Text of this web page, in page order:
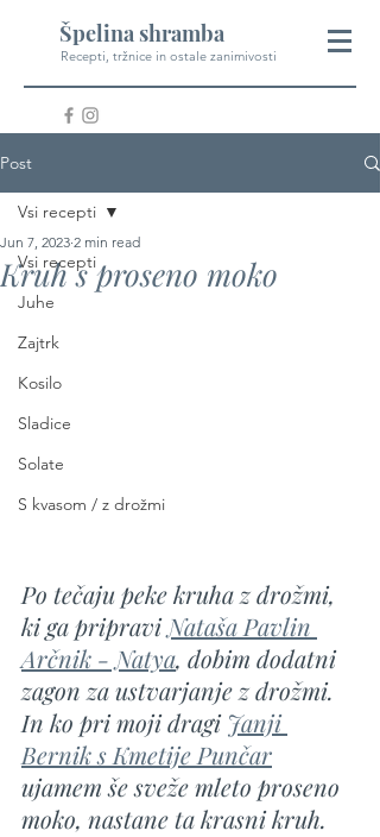
Špelina shramba
Recepti, tržnice in ostale zanimivosti
Post
Vsi recepti
Juhe
Zajtrk
Kosilo
Sladice
Solate
S kvasom / z drožmi
Vsi recepti
Kruh s proseno moko
Jun 7, 2023 2 min read
Po tečaju peke kruha z drožmi,
ki ga pripravi Nataša Pavlin
Arčnik - Natya, dobim dodatni
zagon za ustvarjanje z drožmi.
In ko pri moji dragi Janji
Bernik s Kmetije Punčar
ujamem še sveže mleto proseno
moko, nastane ta krasni kruh.